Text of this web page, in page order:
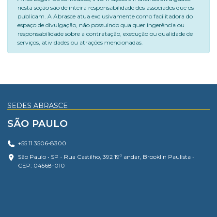
nesta seção são de inteira responsabilidade dos associados que os
publicam. A Abrasce atua exclusivamente como facilitadora do
espaço de divulgação, não possuindo qualquer ingerência ou
responsabilidade sobre a contratação, execução ou qualidade de
serviços, atividades ou atrações mencionadas.
SEDES ABRASCE
SÃO PAULO
+55 11 3506-8300
São Paulo • SP - Rua Castilho, 392 19º andar, Brooklin Paulista -
CEP: 04568-010